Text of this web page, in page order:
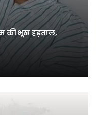
की भूख हड़ताल,